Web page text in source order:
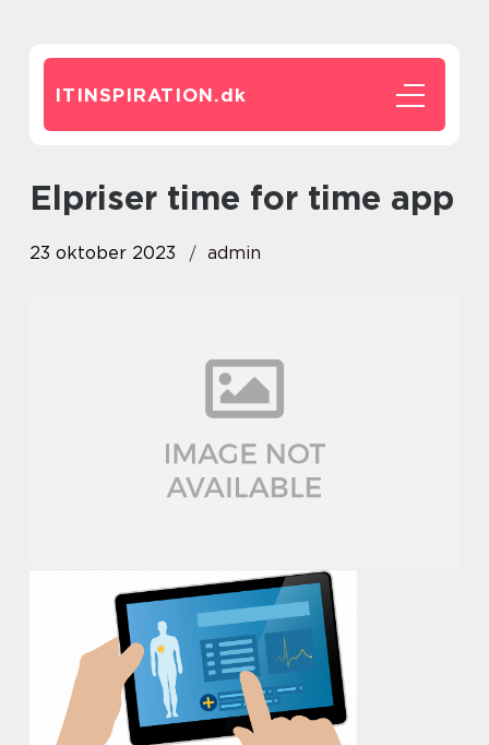
ITINSPIRATION.dk
elpriser time for time app
23 oktober 2023 admin